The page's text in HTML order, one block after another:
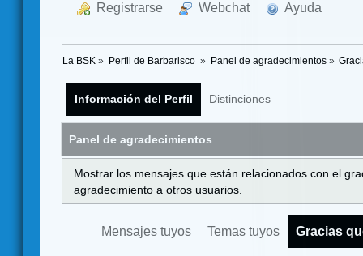
Registrarse Webchat Ayuda
La BSK » Perfil de Barbarisco » Panel de agradecimientos»
Información del Perfil Distinciones
Panel de agradecimientos
Mostrar los mensajes que están relacionados con el
agradecimiento a otros usuarios.
Mensajes tuyos Temas tuyos Gracias